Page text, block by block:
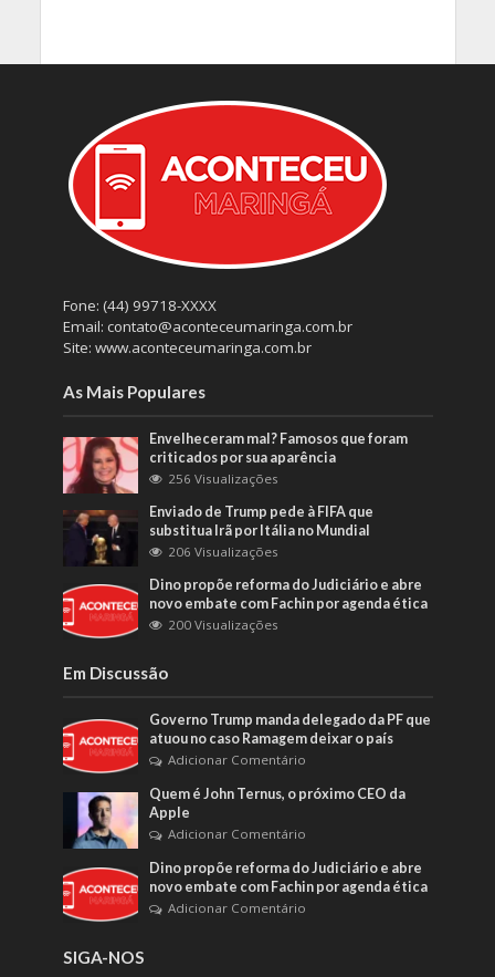
Fone: (44) 99718-XXXX
Email: contato@aconteceumaringa.com.br
Site: www.aconteceumaringa.com.br
As Mais Populares
Envelheceram mal? Famosos que foram
criticados por sua aparência
256 Visualizações
Enviado de Trump pede à FIFA que
substitua Irã por Itália no Mundial
206 Visualizações
Dino propõe reforma do Judiciário e abre
novo embate com Fachin por agenda ética
200 Visualizações
Em Discussão
Governo Trump manda delegado da PF que
atuou no caso Ramagem deixar o país
Adicionar Comentário
Quem é John Ternus, o próximo CEO da
Apple
Adicionar Comentário
Dino propõe reforma do Judiciário e abre
novo embate com Fachin por agenda ética
Adicionar Comentário
SIGA-NOS